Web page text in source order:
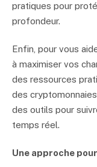
pratiques pour
profondeur.
Enfin, pour vous
à maximiser vos
des ressources
des
des outils pour
temps réel.
Une approche